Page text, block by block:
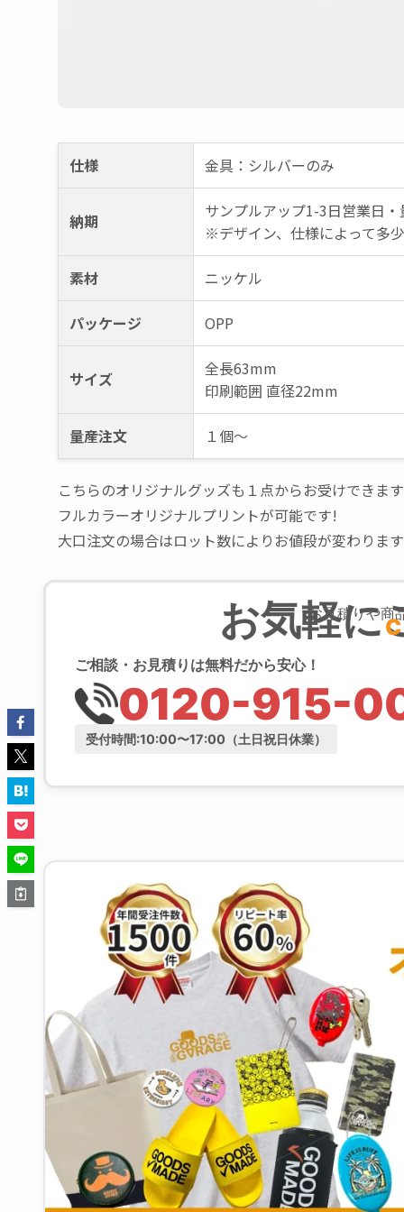
仕様 金具：シルバーのみ
納期
サンプルアップ1-3日営業日
※デザイン、仕様によって多
素材 ニッケル
パッケージ OPP
サイズ
全長63mm
印刷範囲 直径22mm
量産注文 １個～
こちらのオリジナルグッズも１点からお受けできま
フルカラーオリジナルプリントが可能です!
大口注文の場合はロット数によりお値段が変わりま
お見積りや商
お気軽に
ご相談・お見積りは無料だから安心！
0120-915-
受付時間:10:00〜17:00（土日祝日休業）